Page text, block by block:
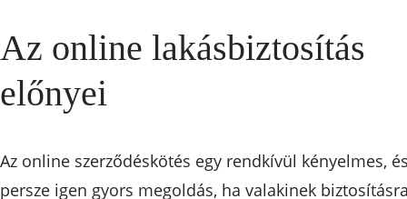
Az online lakásbiztosítás
előnyei
Az online szerződéskötés egy rendkívül kényelmes,
persze igen gyors megoldás, ha valakinek